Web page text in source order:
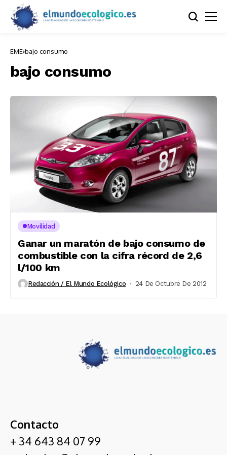
EME bajo consumo
bajo consumo
Movilidad
Ganar un maratón de bajo consumo de
combustible con la cifra récord de 2,6
l/100 km
Redacción / El Mundo Ecológico 24 De Octubre De 2012
Contacto
+ 34 643 84 07 99